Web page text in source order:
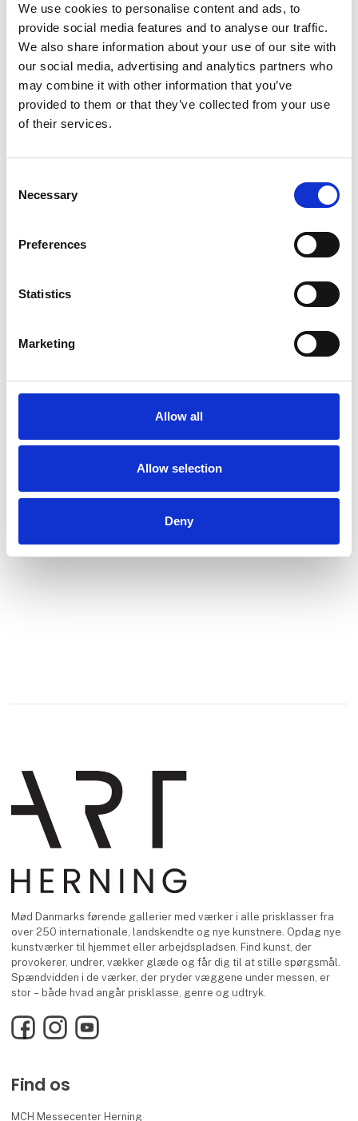
We use cookies to personalise content and ads, to
provide social media features and to analyse our traffic.
We also share information about your use of our site with
our social media, advertising and analytics partners who
may combine it with other information that you’ve
provided to them or that they’ve collected from your use
of their services.
Selection
Necessary
Preferences
Statistics
Marketing
Allow all
Allow selection
Deny
Herold G. Kristensen. Composition, 1984
Produktet er tilføjet af:
Københavns Kunsthandel
fra 1900-tallet og er et alternativ til samtidskunstgallerierne
Mød Danmarks førende gallerier med værker i alle prisklasser fra
over 250 internationale, landskendte og nye kunstnere. Opdag nye
kunstværker til hjemmet eller arbejdspladsen. Find kunst, der
provokerer, undrer, vækker glæde og får dig til at stille spørgsmål.
Spændvidden i de værker, der pryder væggene under messen, er
stor – både hvad angår prisklasse, genre og udtryk.
FacebookInstagramYouTube
Find os
MCH Messecenter Herning